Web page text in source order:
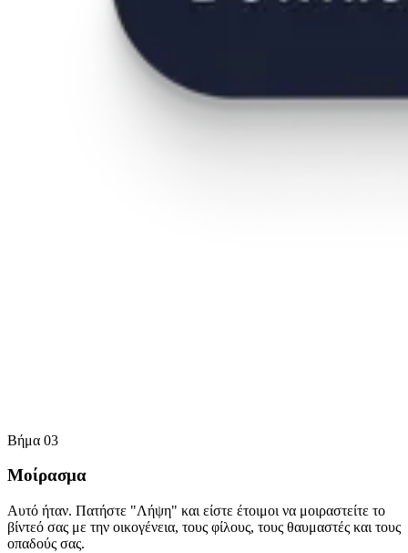
Βήμα 03
Μοίρασμα
Αυτό ήταν. Πατήστε "Λήψη" και είστε έτοιμοι να μοιραστείτε το
βίντεό σας με την οικογένεια, τους φίλους, τους θαυμαστές και τους
οπαδούς σας.